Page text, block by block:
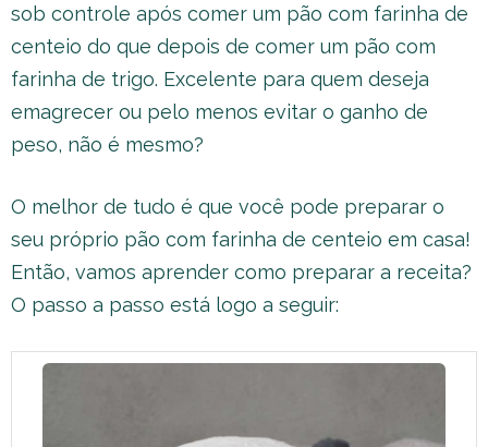
sob controle após comer um pão com farinha de
centeio do que depois de comer um pão com
farinha de trigo. Excelente para quem deseja
emagrecer ou pelo menos evitar o ganho de
peso, não é mesmo?
O melhor de tudo é que você pode preparar o
seu próprio pão com farinha de centeio em casa!
Então, vamos aprender como preparar a receita?
O passo a passo está logo a seguir: